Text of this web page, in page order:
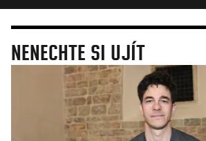
NENECHTE SI UJÍT